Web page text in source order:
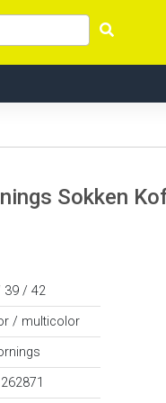
Sokken
39 / 42
/ multicolor